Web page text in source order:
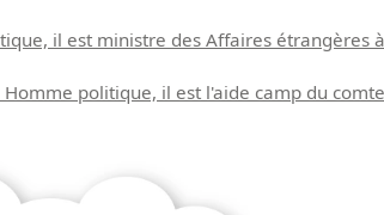
il est ministre des Affaires
Homme politique, il est l'aide camp du